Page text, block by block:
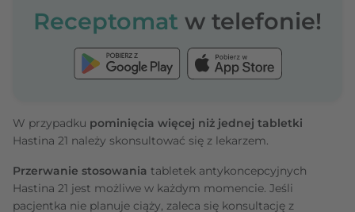
Receptomat w telefonie!
W przypadku pominięcia więcej niż jednej tabletki
Hastina 21 należy skonsultować się z lekarzem.
Przerwanie stosowania tabletek antykoncepcyjnych
Hastina 21 jest możliwe w każdym momencie. Jeśli
pacjentka nie planuje ciąży, zaleca się konsultację z